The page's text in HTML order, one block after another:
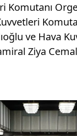
Komutanı
ve Hava
Ziya